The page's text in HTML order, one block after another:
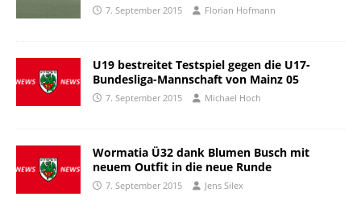
7. September 2015 Florian Hofmann
U19 bestreitet Testspiel gegen die U17-
Bundesliga-Mannschaft von Mainz 05
7. September 2015 Michael Hoch
Wormatia Ü32 dank Blumen Busch mit
neuem Outfit in die neue Runde
7. September 2015 Jens Silex